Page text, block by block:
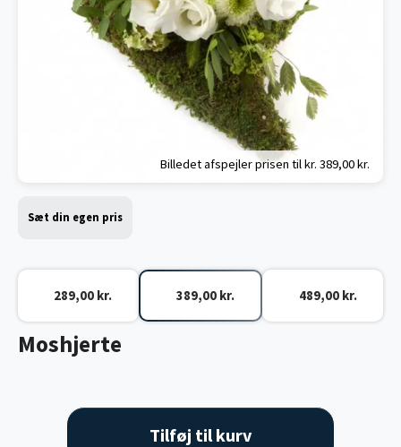
Billedet afspejler prisen til kr. 389,00 kr.
Moshjerte
Sæt din egen pris
289,00 kr. 389,00 kr. 489,00 kr.
Tilføj til kurv